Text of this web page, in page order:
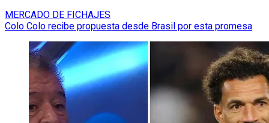
MERCADO DE FICHAJES
Colo Colo recibe propuesta desde Brasil por esta promesa